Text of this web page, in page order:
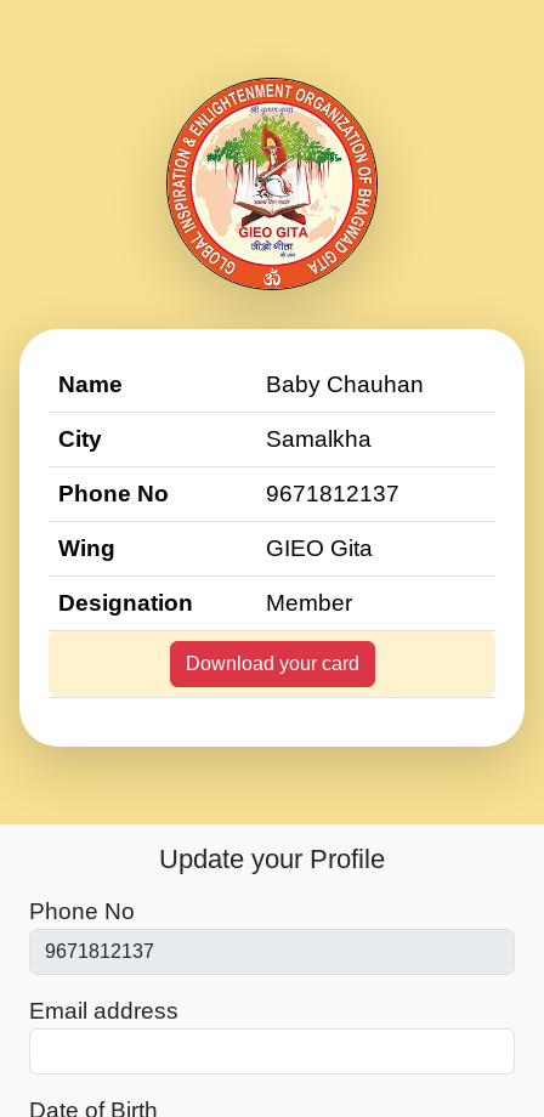
Name Baby Chauhan
City Samalkha
Phone No 9671812137
Wing GIEO Gita
Designation Member
Download your card
Update your Profile
Phone No
Email address
Date of Birth